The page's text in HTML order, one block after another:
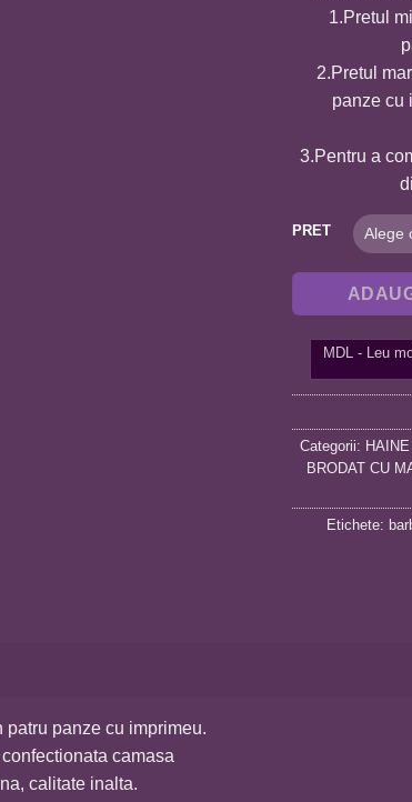
1.Pretul
2.Pretul
panze cu
3.Pentru a
PRET
MDL - Leu
Categorii:
BRODAT CU
Etichete:
panze cu imprimeu.
camasa
calitate inalta.